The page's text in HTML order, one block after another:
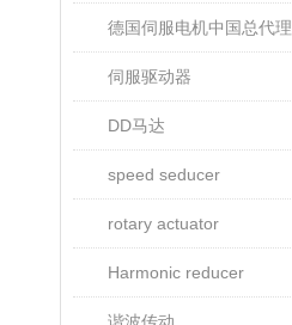
德国伺服电机中国总代理
伺服驱动器
DD马达
speed seducer
rotary actuator
Harmonic reducer